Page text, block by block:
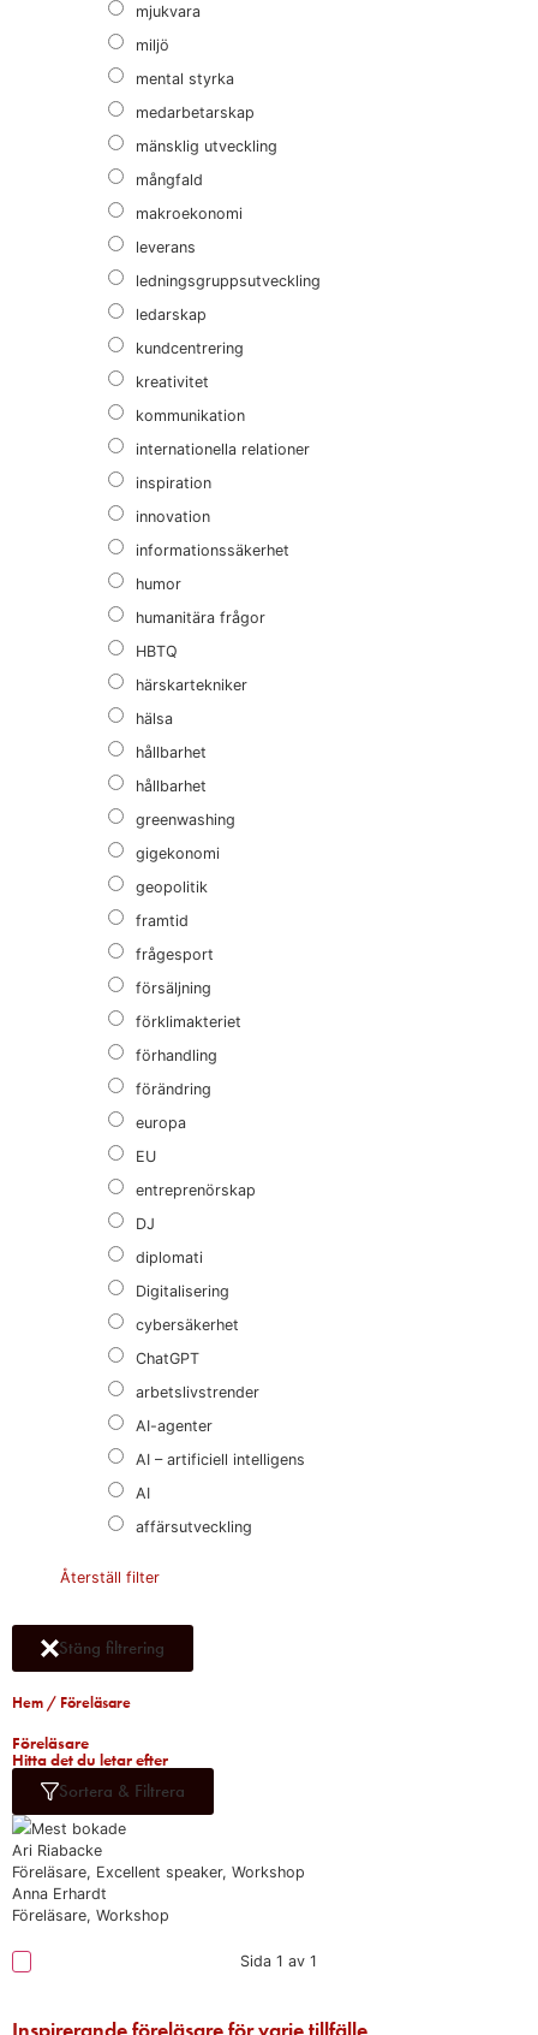
mjukvara
miljö
mental styrka
medarbetarskap
mänsklig utveckling
mångfald
makroekonomi
leverans
ledningsgruppsutveckling
ledarskap
kundcentrering
kreativitet
kommunikation
internationella relationer
inspiration
innovation
informationssäkerhet
humor
humanitära frågor
HBTQ
härskartekniker
hälsa
hållbarhet
hållbarhet
greenwashing
gigekonomi
geopolitik
framtid
frågesport
försäljning
förklimakteriet
förhandling
förändring
europa
EU
entreprenörskap
DJ
diplomati
Digitalisering
cybersäkerhet
ChatGPT
arbetslivstrender
AI-agenter
AI – artificiell intelligens
AI
affärsutveckling
Återställ filter
Stäng filtrering
Hem / Föreläsare
Föreläsare​
Hitta det du letar efter​
Sortera & Filtrera
Mest bokade
Ari Riabacke
Föreläsare, Excellent speaker, Workshop
Anna Erhardt
Föreläsare, Workshop
Sida 1 av 1